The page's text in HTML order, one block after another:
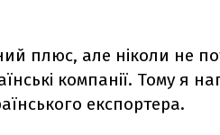
плюс, але ніколи не
компанії. Тому я
експортера.